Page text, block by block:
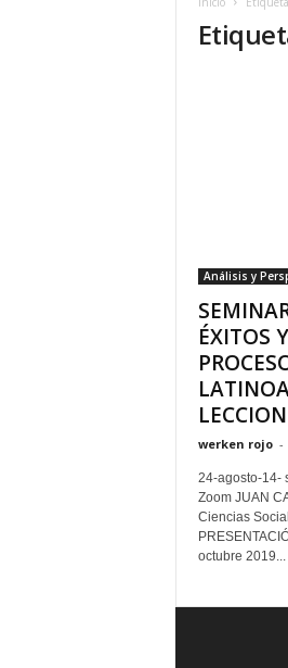
Análisis y
ÉXITOS
werken rojo -
24-agosto-14-
Zoom JUAN
Ciencias
octubre 2019...